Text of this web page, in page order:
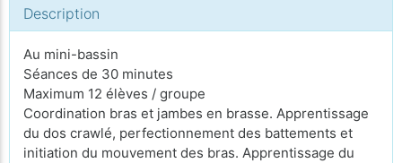
Description
Au mini-bassin
Séances de 30 minutes
Maximum 12 élèves / groupe
Coordination bras et jambes en brasse. Apprentissage
du dos crawlé, perfectionnement des battements et
initiation du mouvement des bras. Apprentissage du